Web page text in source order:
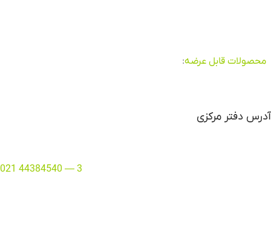
محصولات قابل عرضه:
آدرس دفتر مرکزی
3 —
44384540 021